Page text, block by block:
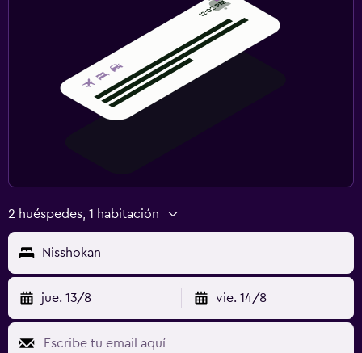
2 huéspedes, 1 habitación
Nisshokan
jue. 13/8 vie. 14/8